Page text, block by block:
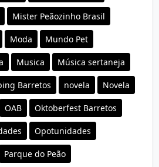
Mister Peãozinho Brasil
Moda Mundo Pet
Musica Música sertaneja
Barretos novela Novela
OAB Oktoberfest Barretos
Opotunidades
Parque do Peão